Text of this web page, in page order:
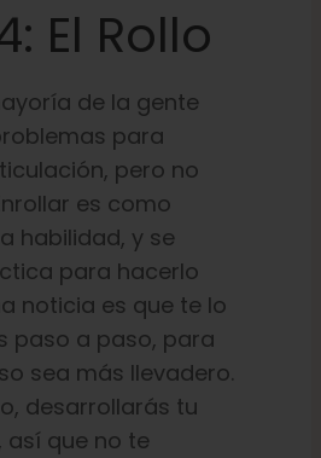
El Rollo
de la gente
para
pero no
es como
habilidad, y se
para hacerlo
noticia es que te lo
paso a paso, para
sea más llevadero.
desarrollarás tu
así que no te